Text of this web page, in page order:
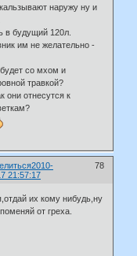
наружу ну и
в будущий 120л.
им не желательно -
со мхом и
травкой?
они отнесутся к
78
2010-
21:57:17
их кому нибудь,ну
от греха.